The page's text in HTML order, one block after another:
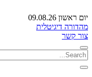
יום ראשון 09.08.26
מהדורה דיגיטלית
צור קשר